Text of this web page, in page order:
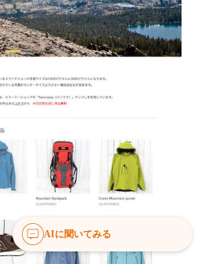
AIに聞いてみる